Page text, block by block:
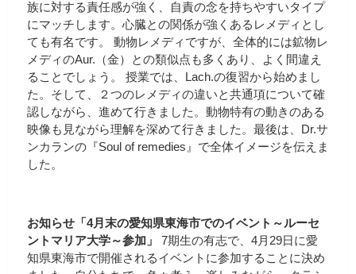
族に対する責任感が強く、自責の念を持ちやすいタイプ
にマッチします。心臓との関係が強くあるレメディとし
ても有名です。 動物レメディですが、全体的には鉱物レ
メディのAur.（金）との類似点も多くあり、よく間違え
ることでしょう。 授業では、Lach.の復習から始めまし
た。そして、２つのレメディの違いと共通項について確
認しながら、進めて行きました。動物特有の動きのある
映像も見ながら理解を深めて行きました。最後は、Dr.サ
ンカランの『Soul of remedies』で全体イメージを伝えま
した。
お知らせ「4月末の愛知県東海市でのイベント～ルーセ
ントマリア大学～参加」
7期生の有志で、4月29日に愛
知県東海市で開催されるイベントに参加することに決め